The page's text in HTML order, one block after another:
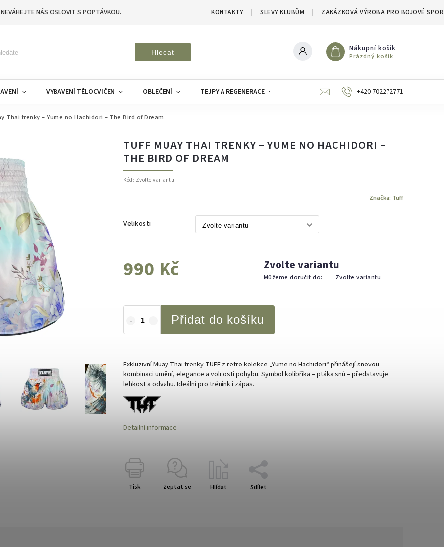
NÁS OSLOVIT S POPTÁVKOU. KONTAKTY SLEVY KLUBŮM ZAKÁZKOVÁ VÝROBA PRO BOJOVÉ
Hledat Nákupní košík
Prázdný košík
VYBAVENÍ TĚLOCVIČEN OBLEČENÍ TEJPY A REGENERACE SLEVY A VÝPRODEJE
+420 702272771
Thai trenky – Yume no Hachidori – The Bird of Dream
TUFF MUAY THAI TRENKY – YUME NO HACHIDORI –
THE BIRD OF DREAM
Kód: Zvolte variantu
Značka: Tuff
Velikosti
990 Kč Zvolte variantu
Můžeme doručit do: Zvolte variantu
Přidat do košíku
Exkluzivní Muay Thai trenky TUFF z retro kolekce „Yume no Hachidori“ přinášejí snovou
kombinaci umění, elegance a volnosti pohybu. Symbol kolibříka – ptáka snů – představuje
lehkost a odvahu. Ideální pro trénink i zápas.
Detailní informace
Tisk Zeptat se Hlídat Sdílet